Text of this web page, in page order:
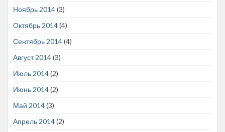
Ноябрь 2014(3)
Октябрь 2014(4)
Сентябрь 2014(4)
Август 2014(3)
Июль 2014(2)
Июнь 2014(2)
Май 2014(3)
Апрель 2014(2)